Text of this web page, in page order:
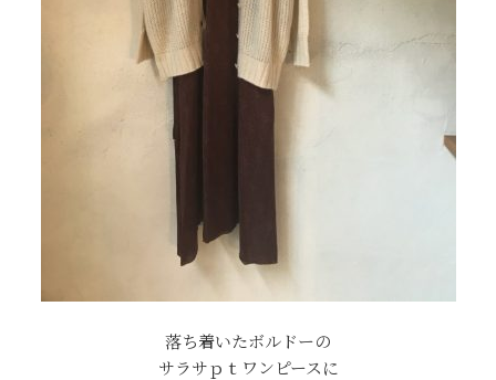
落ち着いたボルドーの
サラサｐｔワンピースに